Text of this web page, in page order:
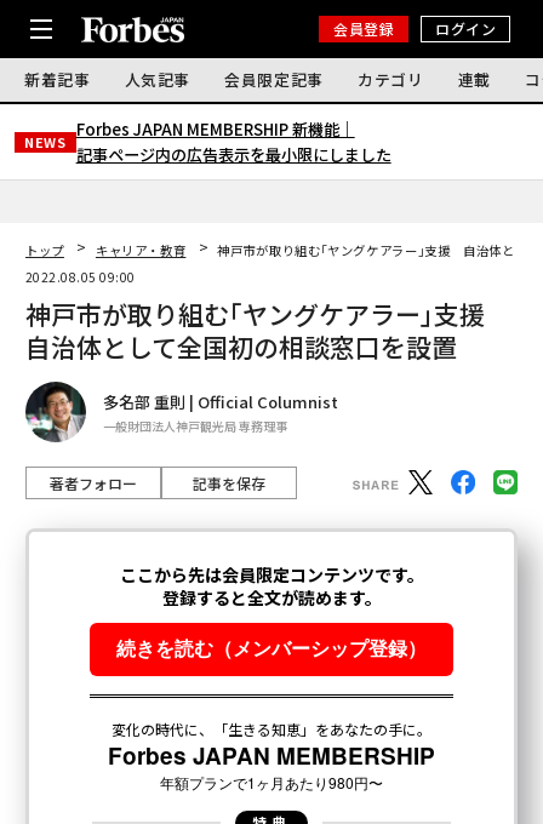
会員登録 ログイン
新着記事 人気記事 会員限定記事 カテゴリ 連載
NEWS
Forbes JAPAN MEMBERSHIP 新機能｜
記事ページ内の広告表示を最小限にしました
トップ キャリア・教育
神戸市が取り組む｢ヤングケアラー｣支援 自治体とし
2022.08.05 09:00
神戸市が取り組む｢ヤングケアラー｣支援
自治体として全国初の相談窓口を設置
多名部 重則 | Official Columnist
一般財団法人神戸観光局 専務理事
著者フォロー 記事を保存